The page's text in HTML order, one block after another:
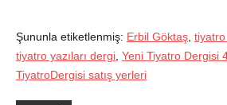
Şununla etiketlenmiş: Erbil Göktaş
tiyatro yazıları dergi Yeni Tiyatro Dergisi
TiyatroDergisi satış yerleri